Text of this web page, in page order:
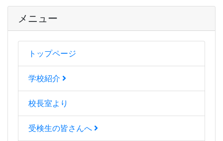
メニュー
トップページ
学校紹介
校長室より
受検生の皆さんへ